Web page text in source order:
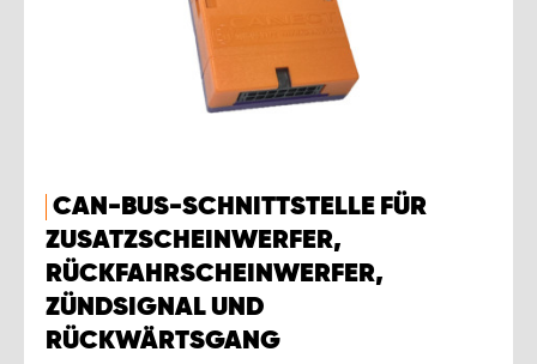
CAN-BUS-SCHNITTSTELLE FÜR
ZUSATZSCHEINWERFER,
RÜCKFAHRSCHEINWERFER,
ZÜNDSIGNAL UND
RÜCKWÄRTSGANG